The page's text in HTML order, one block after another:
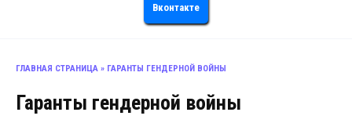
Вконтакте
ГЛАВНАЯ СТРАНИЦА » ГАРАНТЫ ГЕНДЕРНОЙ ВОЙНЫ
Гаранты гендерной войны